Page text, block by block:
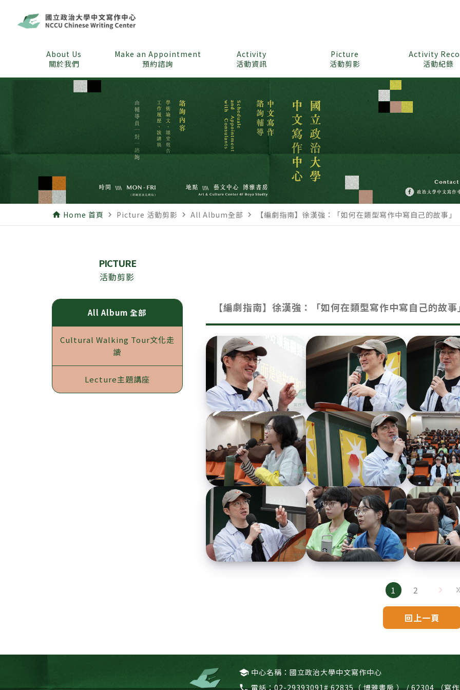
關於我們
About Us
預約諮詢
Make an Appointment
活動資訊
Activity
活動剪影
Picture
活動紀錄
Activity
home Home 首頁 navigate_next Picture 活動剪影 navigate_next All Album全部 navigate_next 【編劇指南】徐漢強：「如何在類型寫作中寫自己的故事」
PICTURE
活動剪影
All Album全部
Cultural Walking Tour文化走
讀
Lecture主題講座
【編劇指南】徐漢強：「如何在類型寫作中寫自己的故事
1 2
回上一頁
school中心名稱：國立政治大學中文寫作中心
電話：02-29393091# 62835（ 博雅書房 ） / 62304 （寫